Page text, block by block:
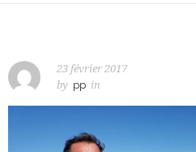
23 février 2017
by pp in